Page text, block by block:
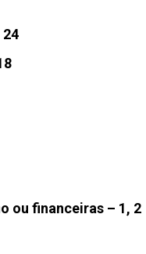
24
ou financeiras – 1, 2